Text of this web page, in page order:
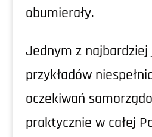
obumierały.
Jednym z najbardziej
przykładów
oczekiwań
praktycznie w całej